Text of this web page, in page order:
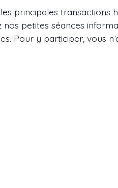
principales transactions
petites séances
Pour y participer, vous